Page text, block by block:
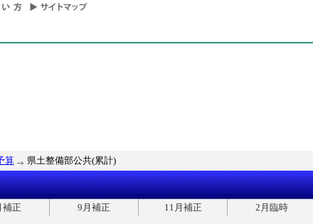
算 県土整備部公共(累計)
補正 9月補正 11月補正
2月臨時